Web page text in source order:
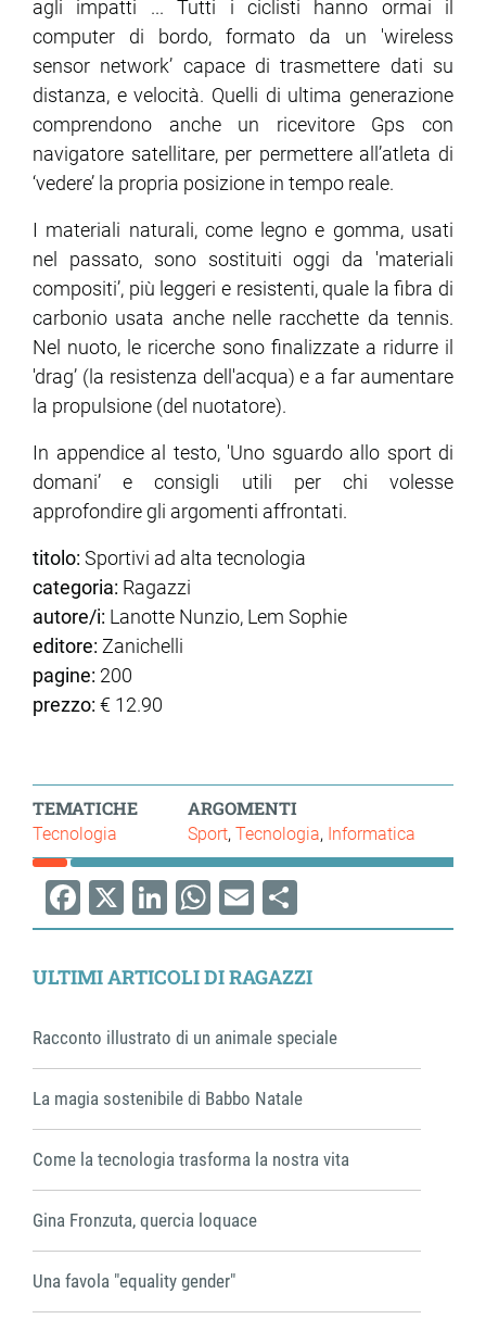
agli impatti ... Tutti i ciclisti hanno ormai il
computer di bordo, formato da un 'wireless
sensor network’ capace di trasmettere dati su
distanza, e velocità. Quelli di ultima generazione
comprendono anche un ricevitore Gps con
navigatore satellitare, per permettere all’atleta di
‘vedere’ la propria posizione in tempo reale.
I materiali naturali, come legno e gomma, usati
nel passato, sono sostituiti oggi da 'materiali
compositi’, più leggeri e resistenti, quale la fibra di
carbonio usata anche nelle racchette da tennis.
Nel nuoto, le ricerche sono finalizzate a ridurre il
'drag’ (la resistenza dell'acqua) e a far aumentare
la propulsione (del nuotatore).
In appendice al testo, 'Uno sguardo allo sport di
domani’ e consigli utili per chi volesse
approfondire gli argomenti affrontati.
titolo: Sportivi ad alta tecnologia
categoria: Ragazzi
autore/i: Lanotte Nunzio, Lem Sophie
editore: Zanichelli
pagine: 200
prezzo: € 12.90
TEMATICHE
Tecnologia
ARGOMENTI
Sport Tecnologia Informatica
Facebook
X LinkedIn
WhatsApp
EmailShare
ULTIMI ARTICOLI DI RAGAZZI
Racconto illustrato di un animale speciale
La magia sostenibile di Babbo Natale
Come la tecnologia trasforma la nostra vita
Gina Fronzuta, quercia loquace
Una favola "equality gender"